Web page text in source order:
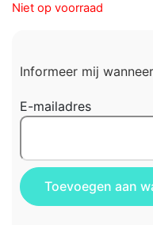
Niet op voorraad
Informeer mij
E-mailadres